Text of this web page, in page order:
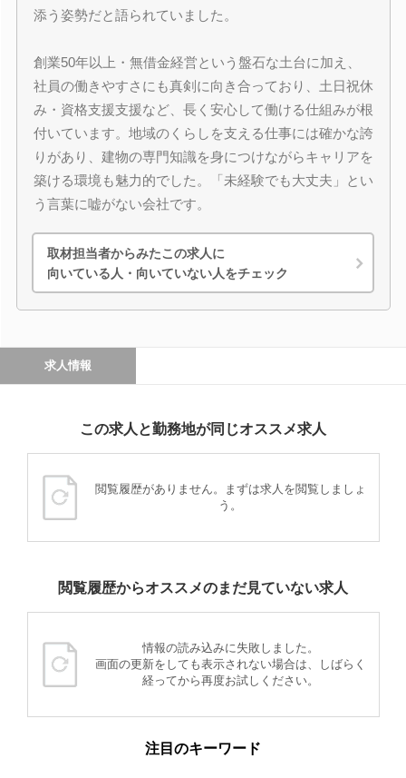
添う姿勢だと語られていました。
創業50年以上・無借金経営という盤石な土台に加え、
社員の働きやすさにも真剣に向き合っており、土日祝休
み・資格支援支援など、長く安心して働ける仕組みが根
付いています。地域のくらしを支える仕事には確かな誇
りがあり、建物の専門知識を身につけながらキャリアを
築ける環境も魅力的でした。「未経験でも大丈夫」とい
う言葉に嘘がない会社です。
取材担当者からみたこの求人に
向いている人・向いていない人をチェック
求人情報
この求人と勤務地が同じオススメ求人
閲覧履歴がありません。まずは求人を閲覧しましょ
う。
閲覧履歴からオススメのまだ見ていない求人
情報の読み込みに失敗しました。
画面の更新をしても表示されない場合は、しばらく
経ってから再度お試しください。
注目のキーワード